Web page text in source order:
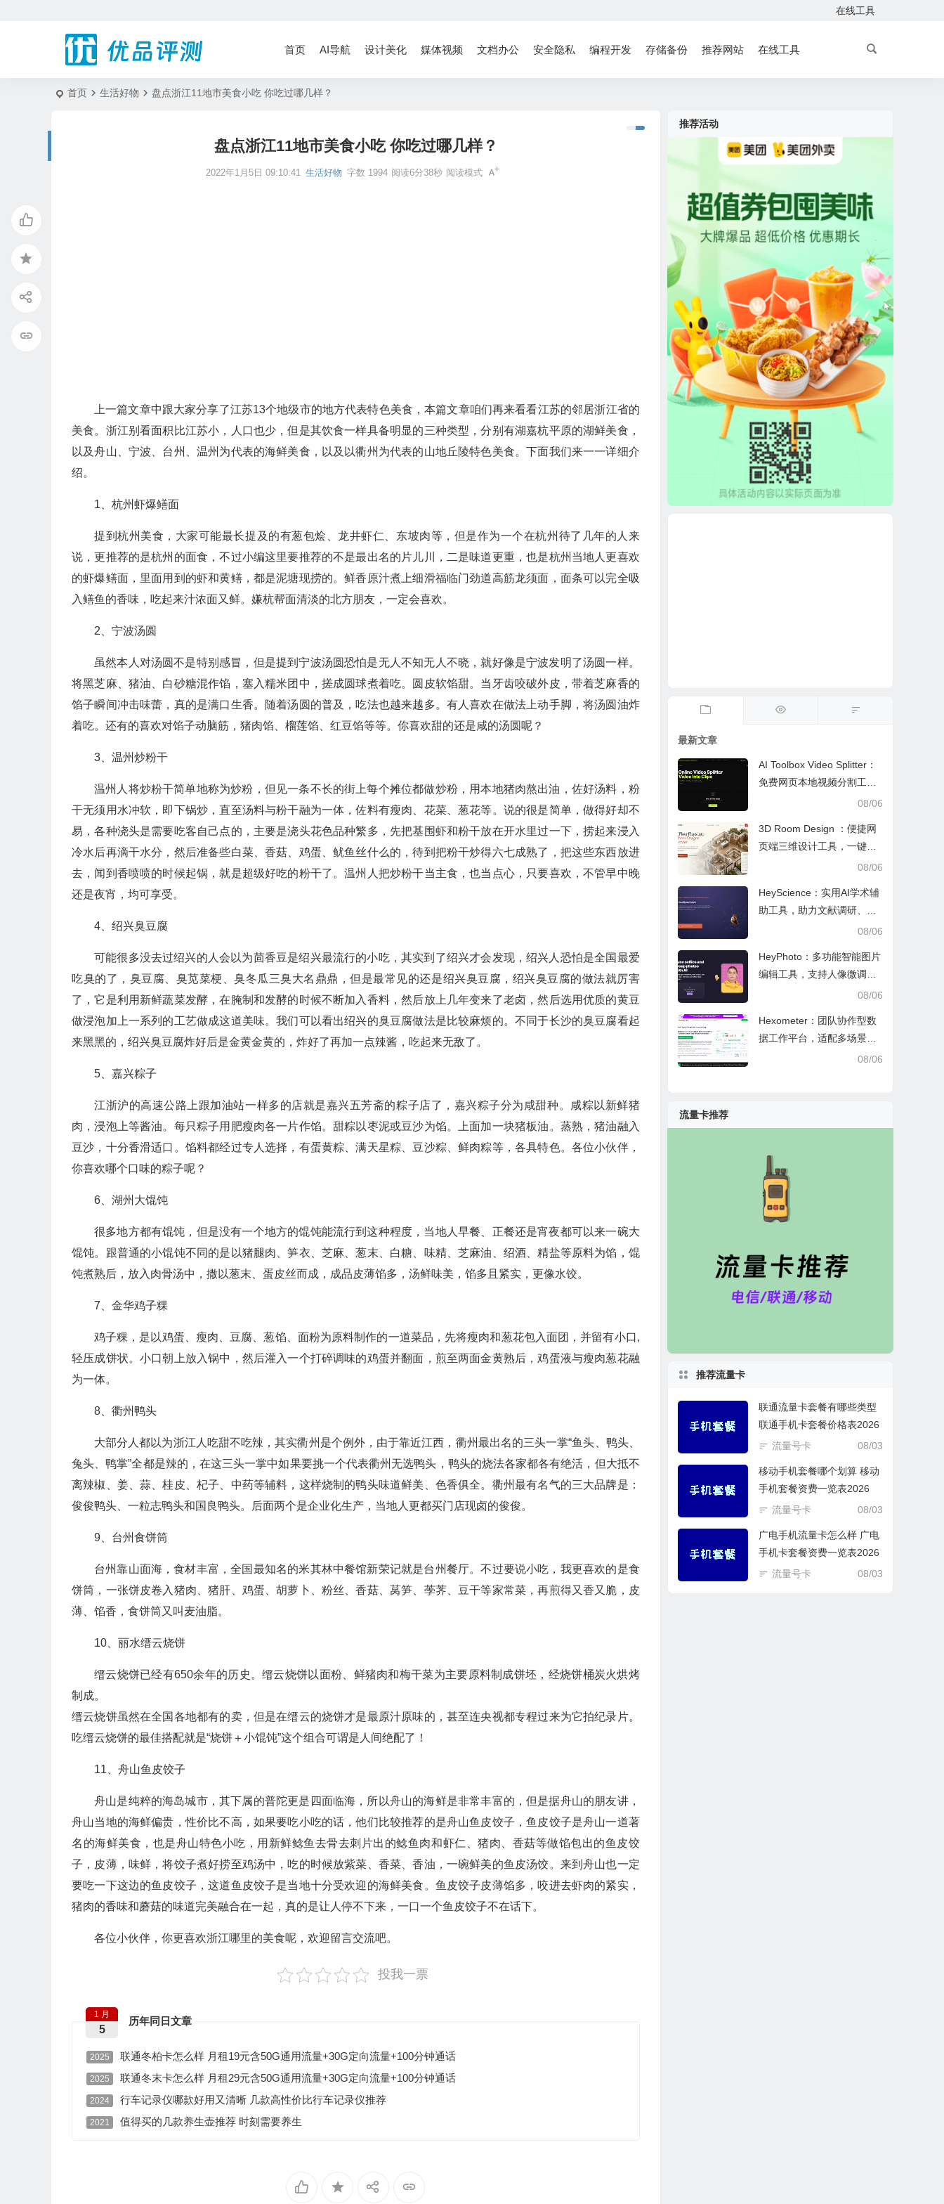
在线工具
首页 AI导航 设计美化 媒体视频 文档办公 安全隐私 编程开发 存储备份 推荐网站 在线工具
首页 生活好物 盘点浙江11地市美食小吃 你吃过哪几样？
盘点浙江11地市美食小吃 你吃过哪几样？
2022年1月5日 09:10:41 生活好物 字数 1994 阅读6分38秒 阅读模式
上一篇文章中跟大家分享了江苏13个地级市的地方代表特色美食，本篇文章咱们再来看看江苏的邻居浙江省的
美食。浙江别看面积比江苏小，人口也少，但是其饮食一样具备明显的三种类型，分别有湖嘉杭平原的湖鲜美食，
以及舟山、宁波、台州、温州为代表的海鲜美食，以及以衢州为代表的山地丘陵特色美食。下面我们来一一详细介
绍。
1、杭州虾爆鳝面
提到杭州美食，大家可能最长提及的有葱包烩、龙井虾仁、东坡肉等，但是作为一个在杭州待了几年的人来
说，更推荐的是杭州的面食，不过小编这里要推荐的不是最出名的片儿川，二是味道更重，也是杭州当地人更喜欢
的虾爆鳝面，里面用到的虾和黄鳝，都是泥塘现捞的。鲜香原汁煮上细滑福临门劲道高筋龙须面，面条可以完全吸
入鳝鱼的香味，吃起来汁浓面又鲜。嫌杭帮面清淡的北方朋友，一定会喜欢。
2、宁波汤圆
虽然本人对汤圆不是特别感冒，但是提到宁波汤圆恐怕是无人不知无人不晓，就好像是宁波发明了汤圆一样。
将黑芝麻、猪油、白砂糖混作馅，塞入糯米团中，搓成圆球煮着吃。圆皮软馅甜。当牙齿咬破外皮，带着芝麻香的
馅子瞬间冲击味蕾，真的是满口生香。随着汤圆的普及，吃法也越来越多。有人喜欢在做法上动手脚，将汤圆油炸
着吃。还有的喜欢对馅子动脑筋，猪肉馅、榴莲馅、红豆馅等等。你喜欢甜的还是咸的汤圆呢？
3、温州炒粉干
温州人将炒粉干简单地称为炒粉，但见一条不长的街上每个摊位都做炒粉，用本地猪肉熬出油，佐好汤料，粉
干无须用水冲软，即下锅炒，直至汤料与粉干融为一体，佐料有瘦肉、花菜、葱花等。说的很是简单，做得好却不
易，各种浇头是需要吃客自己点的，主要是浇头花色品种繁多，先把基围虾和粉干放在开水里过一下，捞起来浸入
冷水后再滴干水分，然后准备些白菜、香菇、鸡蛋、鱿鱼丝什么的，待到把粉干炒得六七成熟了，把这些东西放进
去，闻到香喷喷的时候起锅，就是超级好吃的粉干了。温州人把炒粉干当主食，也当点心，只要喜欢，不管早中晚
还是夜宵，均可享受。
4、绍兴臭豆腐
可能很多没去过绍兴的人会以为茴香豆是绍兴最流行的小吃，其实到了绍兴才会发现，绍兴人恐怕是全国最爱
吃臭的了，臭豆腐、臭苋菜梗、臭冬瓜三臭大名鼎鼎，但是最常见的还是绍兴臭豆腐，绍兴臭豆腐的做法就厉害
了，它是利用新鲜蔬菜发酵，在腌制和发酵的时候不断加入香料，然后放上几年变来了老卤，然后选用优质的黄豆
做浸泡加上一系列的工艺做成这道美味。我们可以看出绍兴的臭豆腐做法是比较麻烦的。不同于长沙的臭豆腐看起
来黑黑的，绍兴臭豆腐炸好后是金黄金黄的，炸好了再加一点辣酱，吃起来无敌了。
5、嘉兴粽子
江浙沪的高速公路上跟加油站一样多的店就是嘉兴五芳斋的粽子店了，嘉兴粽子分为咸甜种。咸粽以新鲜猪
肉，浸泡上等酱油。每只粽子用肥瘦肉各一片作馅。甜粽以枣泥或豆沙为馅。上面加一块猪板油。蒸熟，猪油融入
豆沙，十分香滑适口。馅料都经过专人选择，有蛋黄粽、满天星粽、豆沙粽、鲜肉粽等，各具特色。各位小伙伴，
你喜欢哪个口味的粽子呢？
6、湖州大馄饨
很多地方都有馄饨，但是没有一个地方的馄饨能流行到这种程度，当地人早餐、正餐还是宵夜都可以来一碗大
馄饨。跟普通的小馄饨不同的是以猪腿肉、笋衣、芝麻、葱末、白糖、味精、芝麻油、绍酒、精盐等原料为馅，馄
饨煮熟后，放入肉骨汤中，撒以葱末、蛋皮丝而成，成品皮薄馅多，汤鲜味美，馅多且紧实，更像水饺。
7、金华鸡子粿
鸡子粿，是以鸡蛋、瘦肉、豆腐、葱馅、面粉为原料制作的一道菜品，先将瘦肉和葱花包入面团，并留有小口,
轻压成饼状。小口朝上放入锅中，然后灌入一个打碎调味的鸡蛋并翻面，煎至两面金黄熟后，鸡蛋液与瘦肉葱花融
为一体。
8、衢州鸭头
大部分人都以为浙江人吃甜不吃辣，其实衢州是个例外，由于靠近江西，衢州最出名的三头一掌“鱼头、鸭头、
兔头、鸭掌”全都是辣的，在这三头一掌中如果要挑一个代表衢州无选鸭头，鸭头的烧法各家都各有绝活，但大抵不
离辣椒、姜、蒜、桂皮、杞子、中药等辅料，这样烧制的鸭头味道鲜美、色香俱全。衢州最有名气的三大品牌是：
俊俊鸭头、一粒志鸭头和国良鸭头。后面两个是企业化生产，当地人更都买门店现卤的俊俊。
9、台州食饼筒
台州靠山面海，食材丰富，全国最知名的米其林中餐馆新荣记就是台州餐厅。不过要说小吃，我更喜欢的是食
饼筒，一张饼皮卷入猪肉、猪肝、鸡蛋、胡萝卜、粉丝、香菇、莴笋、荸荠、豆干等家常菜，再煎得又香又脆，皮
薄、馅香，食饼筒又叫麦油脂。
10、丽水缙云烧饼
缙云烧饼已经有650余年的历史。缙云烧饼以面粉、鲜猪肉和梅干菜为主要原料制成饼坯，经烧饼桶炭火烘烤
制成。
缙云烧饼虽然在全国各地都有的卖，但是在缙云的烧饼才是最原汁原味的，甚至连央视都专程过来为它拍纪录片。
吃缙云烧饼的最佳搭配就是“烧饼＋小馄饨”这个组合可谓是人间绝配了！
11、舟山鱼皮饺子
舟山是纯粹的海岛城市，其下属的普陀更是四面临海，所以舟山的海鲜是非常丰富的，但是据舟山的朋友讲，
舟山当地的海鲜偏贵，性价比不高，如果要吃小吃的话，他们比较推荐的是舟山鱼皮饺子，鱼皮饺子是舟山一道著
名的海鲜美食，也是舟山特色小吃，用新鲜鲶鱼去骨去刺片出的鲶鱼肉和虾仁、猪肉、香菇等做馅包出的鱼皮饺
子，皮薄，味鲜，将饺子煮好捞至鸡汤中，吃的时候放紫菜、香菜、香油，一碗鲜美的鱼皮汤饺。来到舟山也一定
要吃一下这边的鱼皮饺子，这道鱼皮饺子是当地十分受欢迎的海鲜美食。鱼皮饺子皮薄馅多，咬进去虾肉的紧实，
猪肉的香味和蘑菇的味道完美融合在一起，真的是让人停不下来，一口一个鱼皮饺子不在话下。
各位小伙伴，你更喜欢浙江哪里的美食呢，欢迎留言交流吧。
投我一票
历年同日文章
1 月
5
2025 联通冬柏卡怎么样 月租19元含50G通用流量+30G定向流量+100分钟通话
2025 联通冬末卡怎么样 月租29元含50G通用流量+30G定向流量+100分钟通话
2024 行车记录仪哪款好用又清晰 几款高性价比行车记录仪推荐
2021 值得买的几款养生壶推荐 时刻需要养生
推荐活动
最新文章
AI Toolbox Video Splitter：
免费网页本地视频分割工
具，多模式裁切高清视频且
08/06
3D Room Design ：便捷网
页端三维设计工具，一键户
型建模、实时改色布景助力
08/06
HeyScience：实用AI学术辅
助工具，助力文献调研、论
文审阅与日常学业研究工作
08/06
HeyPhoto：多功能智能图片
编辑工具，支持人像微调、
艺术创作与日常隐私防护08/06
Hexometer：团队协作型数
据工作平台，适配多场景数
据分析、高效办公与企业安
08/06
流量卡推荐
推荐流量卡
联通流量卡套餐有哪些类型
联通手机卡套餐价格表2026
08/03
流量号卡
移动手机套餐哪个划算 移动
手机套餐资费一览表2026
08/03
流量号卡
广电手机流量卡怎么样 广电
手机卡套餐资费一览表2026
08/03
流量号卡